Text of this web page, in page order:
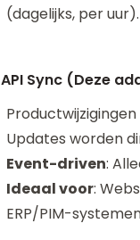
(dagelijks, per
API Sync (Deze
Updates worden
Event-driven:
Ideaal voor:
ERP/PIM-